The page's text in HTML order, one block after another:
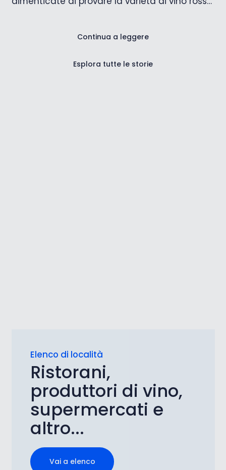
Continua a leggere
Esplora tutte le storie
Elenco di località
Ristorani,
produttori di vino,
supermercati e
altro...
Vai a elenco